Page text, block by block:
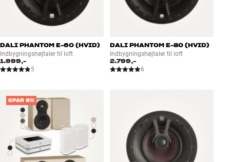
DALI PHANTOM E-60 (HVID)
Indbygningshøjtaler til loft
1.999,-
5
DALI PHANTOM E-80 (HVID)
Indbygningshøjtaler til loft
2.799,-
6
SPAR 6%